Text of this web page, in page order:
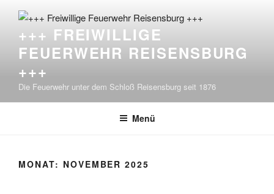
Inhalt
springen+++ FREIWILLIGE
FEUERWEHR REISENSBURG
+++
Die Feuerwehr unter dem Schloß Reisensburg seit 1876
Menü
MONAT: NOVEMBER 2025